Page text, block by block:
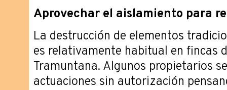
Aprovechar el aislamiento para
La destrucción de elementos
es relativamente habitual en fincas
Tramuntana. Algunos propietarios
actuaciones sin autorización